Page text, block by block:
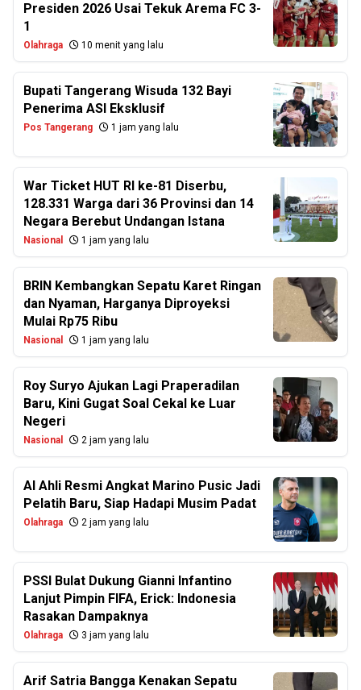
Presiden 2026 Usai Tekuk Arema FC 3-
1
Olahraga 10 menit yang lalu
Bupati Tangerang Wisuda 132 Bayi
Penerima ASI Eksklusif
Pos Tangerang 1 jam yang lalu
War Ticket HUT RI ke-81 Diserbu,
128.331 Warga dari 36 Provinsi dan 14
Negara Berebut Undangan Istana
Nasional 1 jam yang lalu
BRIN Kembangkan Sepatu Karet Ringan
dan Nyaman, Harganya Diproyeksi
Mulai Rp75 Ribu
Nasional 1 jam yang lalu
Roy Suryo Ajukan Lagi Praperadilan
Baru, Kini Gugat Soal Cekal ke Luar
Negeri
Nasional 2 jam yang lalu
Al Ahli Resmi Angkat Marino Pusic Jadi
Pelatih Baru, Siap Hadapi Musim Padat
Olahraga 2 jam yang lalu
PSSI Bulat Dukung Gianni Infantino
Lanjut Pimpin FIFA, Erick: Indonesia
Rasakan Dampaknya
Olahraga 3 jam yang lalu
Arif Satria Bangga Kenakan Sepatu